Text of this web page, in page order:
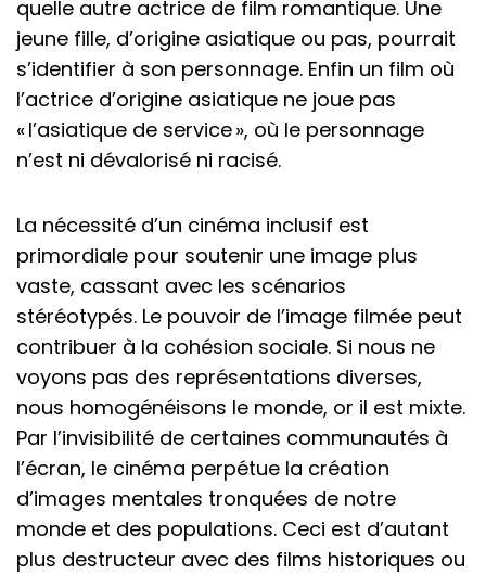
quelle autre actrice de film romantique. Une
jeune fille, d’origine asiatique ou pas, pourrait
s’identifier à son personnage. Enfin un film où
l’actrice d’origine asiatique ne joue pas
« l’asiatique de service », où le personnage
n’est ni dévalorisé ni racisé.
La nécessité d’un cinéma inclusif est
primordiale pour soutenir une image plus
vaste, cassant avec les scénarios
stéréotypés. Le pouvoir de l’image filmée peut
contribuer à la cohésion sociale. Si nous ne
voyons pas des représentations diverses,
nous homogénéisons le monde, or il est mixte.
Par l’invisibilité de certaines communautés à
l’écran, le cinéma perpétue la création
d’images mentales tronquées de notre
monde et des populations. Ceci est d’autant
plus destructeur avec des films historiques ou